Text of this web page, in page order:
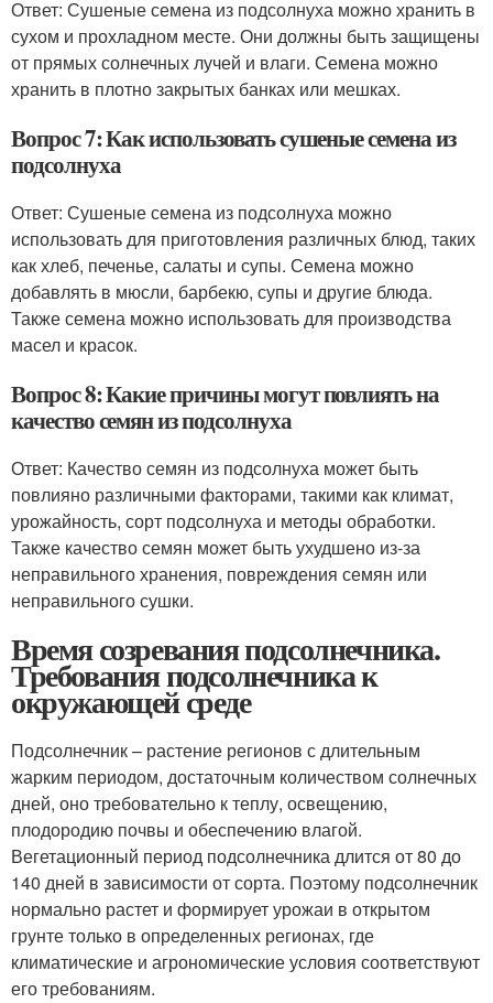
Ответ: Сушеные семена из подсолнуха можно хранить в
сухом и прохладном месте. Они должны быть защищены
от прямых солнечных лучей и влаги. Семена можно
хранить в плотно закрытых банках или мешках.
Вопрос 7: Как использовать сушеные семена из
подсолнуха
Ответ: Сушеные семена из подсолнуха можно
использовать для приготовления различных блюд, таких
как хлеб, печенье, салаты и супы. Семена можно
добавлять в мюсли, барбекю, супы и другие блюда.
Также семена можно использовать для производства
масел и красок.
Вопрос 8: Какие причины могут повлиять на
качество семян из подсолнуха
Ответ: Качество семян из подсолнуха может быть
повлияно различными факторами, такими как климат,
урожайность, сорт подсолнуха и методы обработки.
Также качество семян может быть ухудшено из-за
неправильного хранения, повреждения семян или
неправильного сушки.
Время созревания подсолнечника.
Требования подсолнечника к
окружающей среде
Подсолнечник – растение регионов с длительным
жарким периодом, достаточным количеством солнечных
дней, оно требовательно к теплу, освещению,
плодородию почвы и обеспечению влагой.
Вегетационный период подсолнечника длится от 80 до
140 дней в зависимости от сорта. Поэтому подсолнечник
нормально растет и формирует урожаи в открытом
грунте только в определенных регионах, где
климатические и агрономические условия соответствуют
его требованиям.